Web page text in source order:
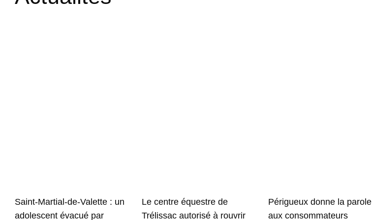
Saint-Martial-de-Valette : un
adolescent évacué par
Le centre équestre de
Trélissac autorisé à rouvrir
Périgueux donne la parole
aux consommateurs